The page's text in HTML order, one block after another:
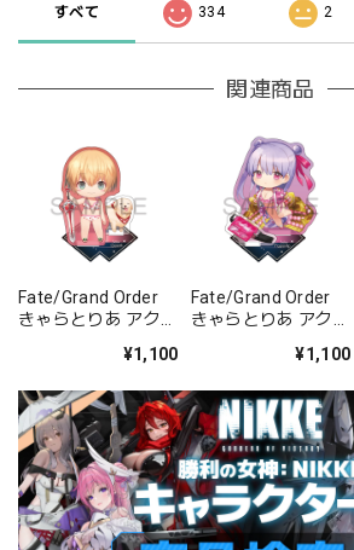
すべて 334 2
関連商品
Fate/Grand Order
きゃらとりあ アクリ
¥1,100
Fate/Grand Order
きゃらとりあ アクリ
ー/パッションリッ
¥1,100